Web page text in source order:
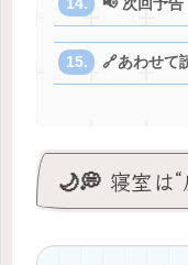
📢 次回予告
🔗あわせて
🌙💭 寝室は